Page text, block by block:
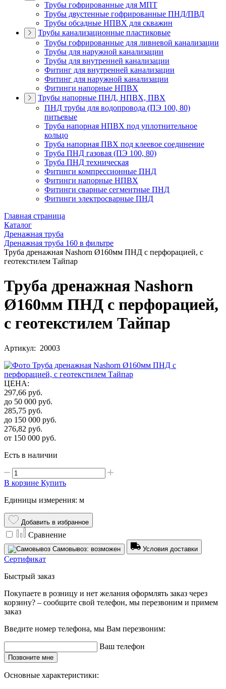
Трубы гофрированные для МПТ
Трубы двустенные гофрированные ПНД/ПВД
Трубы обсадные НПВХ для скважин
Трубы канализационные пластиковые
Трубы гофрированные для ливневой канализации
Трубы для наружной канализации
Трубы для внутренней канализации
Фитинг для внутренней канализации
Фитинг для наружной канализации
Фитинги напорные НПВХ
Трубы напорные ПНД, НПВХ, ПВХ
ПНД трубы для водопровода (ПЭ 100, 80)
питьевые
Труба напорная НПВХ под уплотнительное
кольцо
Труба напорная ПВХ под клеевое соединение
Труба ПНД газовая (ПЭ 100, 80)
Труба ПНД техническая
Фитинги компрессионные ПНД
Фитинги напорные НПВХ
Фитинги сварные сегментные ПНД
Фитинги электросварные ПНД
Главная страница
Каталог
Дренажная труба
Дренажная труба 160 в фильтре
Труба дренажная Nashorn Ø160мм ПНД с перфорацией, с
геотекстилем Тайпар
Труба дренажная Nashorn
Ø160мм ПНД с перфорацией,
с геотекстилем Тайпар
Артикул: 20003
ЦЕНА:
297,66 руб.
до 50 000 руб.
285,75 руб.
до 150 000 руб.
276,82 руб.
от 150 000 руб.
Есть в наличии
В корзине Купить
Единицы измерения: м
Добавить в избранное
Сравнение
Самовывоз: возможен Условия доставки
Сертификат
Быстрый заказ
Покупаете в розницу и нет желания оформлять заказ через
корзину? – сообщите свой телефон, мы перезвоним и примем
заказ
Введите номер телефона, мы Вам перезвоним:
Ваш телефон
Позвоните мне
Основные характеристики: